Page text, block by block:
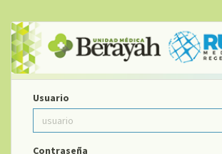
Usuario
Contraseña